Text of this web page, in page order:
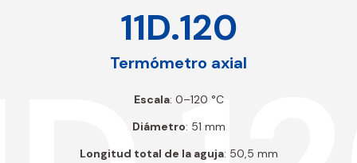
11D.120
Termómetro axial
Escala: 0–120 °C
Diámetro: 51 mm
Longitud total de la aguja: 50,5 mm